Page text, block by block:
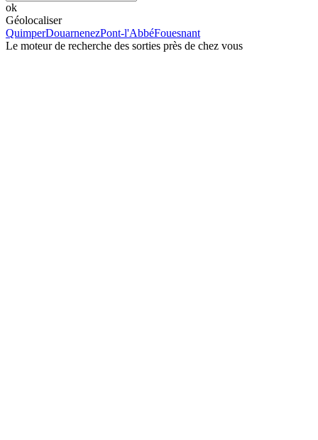
ok
Géolocaliser
QuimperDouarnenezPont-l'AbbéFouesnant
Le moteur de recherche des sorties près de chez vous